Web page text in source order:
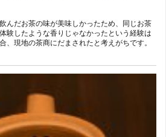
んだお茶の味が美味しかったため、同じお茶
験したような香りじゃなかったという経験は
、現地の茶商にだまされたと考えがちです。